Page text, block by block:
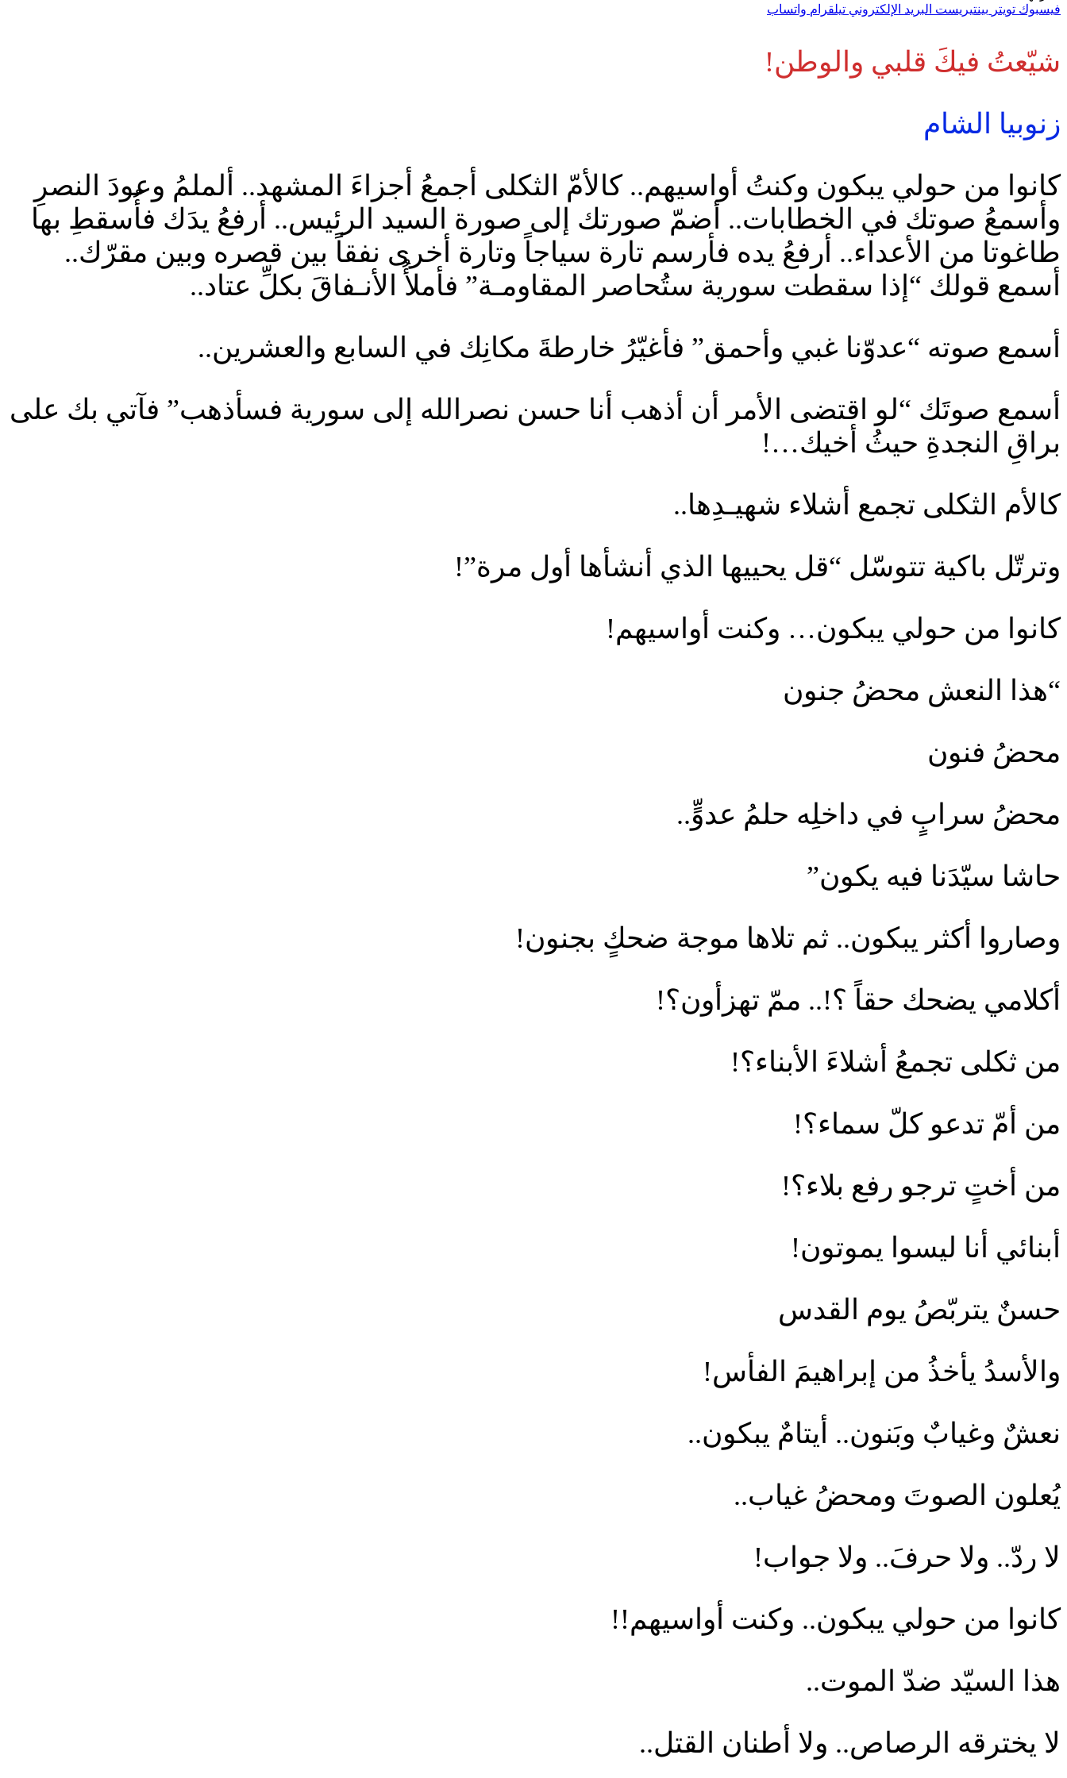
فيسبوك تويتر بينتيريست البريد الإلكتروني تيلقرام واتساب
شيّعتُ فيكَ قلبي والوطن!
زنوبيا الشام
كانوا من حولي يبكون وكنتُ أواسيهم.. كالأمّ الثكلى أجمعُ أجزاءَ المشهد.. ألملمُ وعودَ النصرِ
وأسمعُ صوتك في الخطابات.. أضمّ صورتك إلى صورة السيد الرئيس.. أرفعُ يدَك فأُسقطِ بها
طاغوتا من الأعداء.. أرفعُ يده فأرسم تارة سياجاً وتارة أخرى نفقاً بين قصره وبين مقرّك..
أسمع قولك “إذا سقطت سورية ستُحاصر المقاومـة” فأملأُ الأنـفاقَ بكلِّ عتاد..
أسمع صوته “عدوّنا غبي وأحمق” فأغيّرُ خارطةَ مكانِك في السابع والعشرين..
أسمع صوتَك “لو اقتضى الأمر أن أذهب أنا حسن نصرالله إلى سورية فسأذهب” فآتي بك على
براقِ النجدةِ حيثُ أخيك…!
كالأم الثكلى تجمع أشلاء شهيـدِها..
وترتّل باكية تتوسّل “قل يحييها الذي أنشأها أول مرة”!
كانوا من حولي يبكون… وكنت أواسيهم!
“هذا النعش محضُ جنون
محضُ فنون
محضُ سرابٍ في داخلِه حلمُ عدوٍّ..
حاشا سيّدَنا فيه يكون”
وصاروا أكثر يبكون.. ثم تلاها موجة ضحكٍ بجنون!
أكلامي يضحك حقاً ؟!.. ممّ تهزأون؟!
من ثكلى تجمعُ أشلاءَ الأبناء؟!
من أمّ تدعو كلّ سماء؟!
من أختٍ ترجو رفع بلاء؟!
أبنائي أنا ليسوا يموتون!
حسنٌ يتربّصُ يوم القدس
والأسدُ يأخذُ من إبراهيمَ الفأس!
نعشٌ وغيابٌ وبَنون.. أيتامٌ يبكون..
يُعلون الصوتَ ومحضُ غياب..
لا ردّ.. ولا حرفَ.. ولا جواب!
كانوا من حولي يبكون.. وكنت أواسيهم!!
هذا السيّد ضدّ الموت..
لا يخترقه الرصاص.. ولا أطنان القتل..